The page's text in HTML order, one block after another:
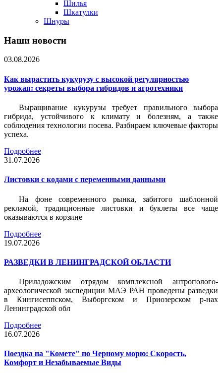
Шилья
Шкатулки
Шнуры
Наши новости
03.08.2026
Как вырастить кукурузу с высокой регулярностью
урожая: секреты выбора гибридов и агротехники
Выращивание кукурузы требует правильного выбора
гибрида, устойчивого к климату и болезням, а также
соблюдения технологии посева. Разбираем ключевые факторы
успеха.
Подробнее
31.07.2026
Листовки c кодами с переменными данными
На фоне современного рынка, забитого шаблонной
рекламой, традиционные листовки и буклеты все чаще
оказываются в корзине
Подробнее
19.07.2026
РАЗВЕДКИ В ЛЕНИНГРАДСКОЙ ОБЛАСТИ
Приладожским отрядом комплексной антрополого-
археологической экспедиции МАЭ РАН проведены разведки
в Кингисеппском, Выборгском и Приозерском р-нах
Ленинградской обл
Подробнее
16.07.2026
Поездка на "Комете" по Черному морю: Скорость,
Комфорт и Незабываемые Виды